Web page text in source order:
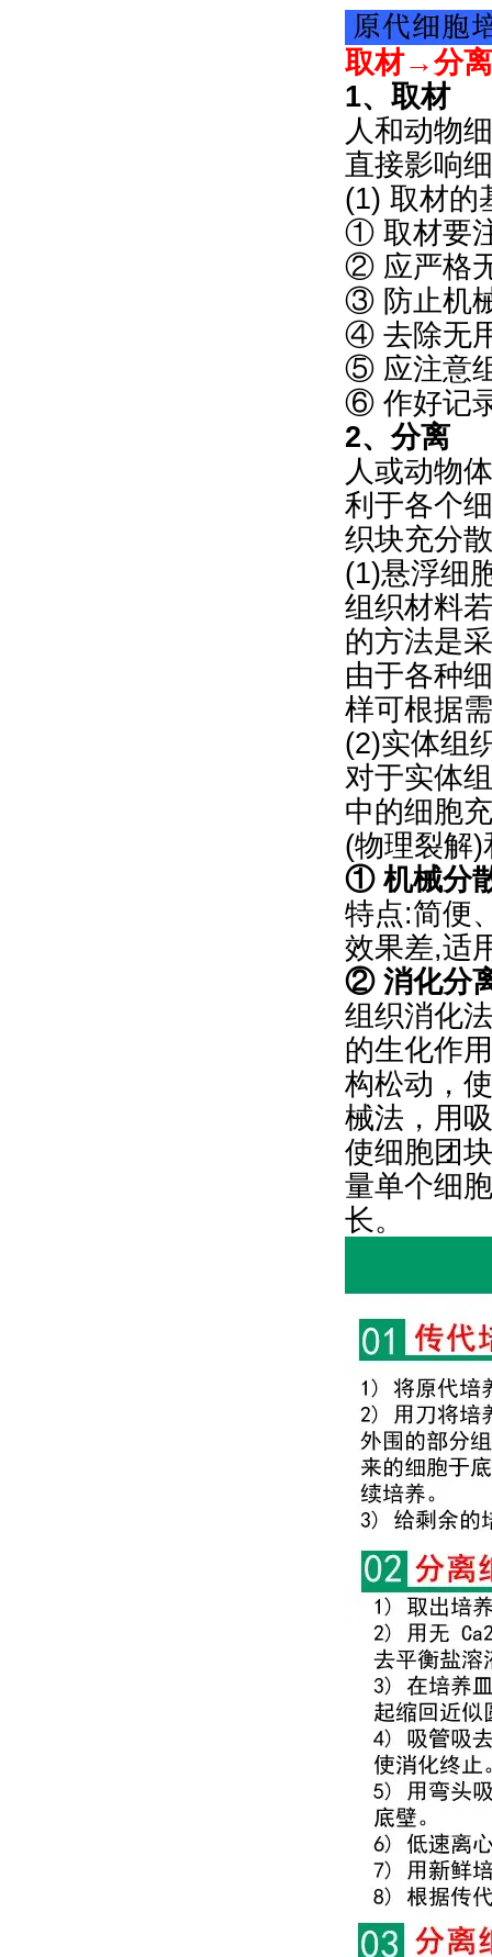
取材→分
1、取材
人和动物
直接影响
(1) 取材的
① 取材要
② 应严格
③ 防止机
④ 去除无
⑤ 应注意
⑥ 作好记
2、分离
人或动物
利于各个
织块充分
(1)悬浮细
组织材料
的方法是
由于各种
样可根据
(2)实体组
对于实体
中的细胞
(物理裂解
① 机械分
特点:简便
效果差,适
② 消化分
组织消化
的生化作
构松动，
械法，用
使细胞团
量单个细
长。